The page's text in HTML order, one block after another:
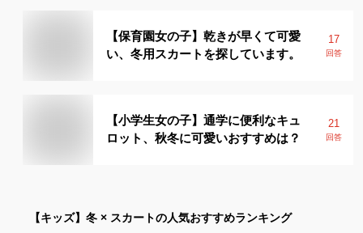
【保育園女の子】乾きが早くて可愛
い、冬用スカートを探しています。
17
回答
【小学生女の子】通学に便利なキュ
ロット、秋冬に可愛いおすすめは？
21
回答
【キッズ】 冬 × スカートの人気おすすめランキング